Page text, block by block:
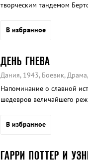
творческим тандемом
В избранное
ДЕНЬ ГНЕВА
Дания, 1943, Боевик,
Напоминание о славной
шедевров величайшего
В избранное
ГАРРИ ПОТТЕР И